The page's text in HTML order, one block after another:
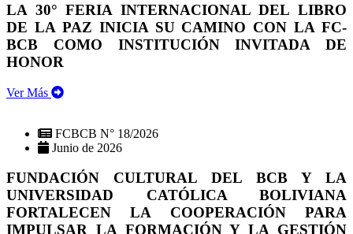
LA 30° FERIA INTERNACIONAL DEL LIBRO
DE LA PAZ INICIA SU CAMINO CON LA FC-
BCB COMO INSTITUCIÓN INVITADA DE
HONOR
Ver Más
FCBCB N° 18/2026
Junio de 2026
FUNDACIÓN CULTURAL DEL BCB Y LA
UNIVERSIDAD CATÓLICA BOLIVIANA
FORTALECEN LA COOPERACIÓN PARA
IMPULSAR LA FORMACIÓN Y LA GESTIÓN